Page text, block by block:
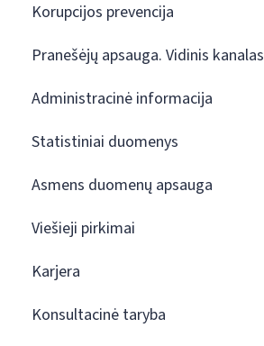
Korupcijos prevencija
Pranešėjų apsauga. Vidinis kanalas
Administracinė informacija
Statistiniai duomenys
Asmens duomenų apsauga
Viešieji pirkimai
Karjera
Konsultacinė taryba